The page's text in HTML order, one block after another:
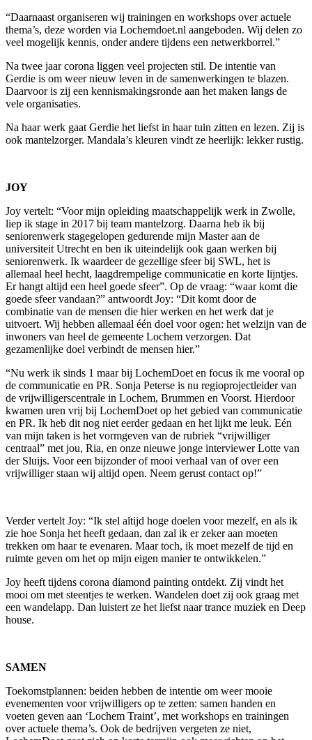
“Daarnaast organiseren wij trainingen en workshops over actuele
thema’s, deze worden via Lochemdoet.nl aangeboden. Wij delen zo
veel mogelijk kennis, onder andere tijdens een netwerkborrel.”
Na twee jaar corona liggen veel projecten stil. De intentie van
Gerdie is om weer nieuw leven in de samenwerkingen te blazen.
Daarvoor is zij een kennismakingsronde aan het maken langs de
vele organisaties.
Na haar werk gaat Gerdie het liefst in haar tuin zitten en lezen. Zij is
ook mantelzorger. Mandala’s kleuren vindt ze heerlijk: lekker rustig.
JOY
Joy vertelt: “Voor mijn opleiding maatschappelijk werk in Zwolle,
liep ik stage in 2017 bij team mantelzorg. Daarna heb ik bij
seniorenwerk stagegelopen gedurende mijn Master aan de
universiteit Utrecht en ben ik uiteindelijk ook gaan werken bij
seniorenwerk. Ik waardeer de gezellige sfeer bij SWL, het is
allemaal heel hecht, laagdrempelige communicatie en korte lijntjes.
Er hangt altijd een heel goede sfeer”. Op de vraag: “waar komt die
goede sfeer vandaan?” antwoordt Joy: “Dit komt door de
combinatie van de mensen die hier werken en het werk dat je
uitvoert. Wij hebben allemaal één doel voor ogen: het welzijn van de
inwoners van heel de gemeente Lochem verzorgen. Dat
gezamenlijke doel verbindt de mensen hier.”
“Nu werk ik sinds 1 maar bij LochemDoet en focus ik me vooral op
de communicatie en PR. Sonja Peterse is nu regioprojectleider van
de vrijwilligerscentrale in Lochem, Brummen en Voorst. Hierdoor
kwamen uren vrij bij LochemDoet op het gebied van communicatie
en PR. Ik heb dit nog niet eerder gedaan en het lijkt me leuk. Eén
van mijn taken is het vormgeven van de rubriek “vrijwilliger
centraal” met jou, Ria, en onze nieuwe jonge interviewer Lotte van
der Sluijs. Voor een bijzonder of mooi verhaal van of over een
vrijwilliger staan wij altijd open. Neem gerust contact op!”
Verder vertelt Joy: “Ik stel altijd hoge doelen voor mezelf, en als ik
zie hoe Sonja het heeft gedaan, dan zal ik er zeker aan moeten
trekken om haar te evenaren. Maar toch, ik moet mezelf de tijd en
ruimte geven om het op mijn eigen manier te ontwikkelen.”
Joy heeft tijdens corona diamond painting ontdekt. Zij vindt het
mooi om met steentjes te werken. Wandelen doet zij ook graag met
een wandelapp. Dan luistert ze het liefst naar trance muziek en Deep
house.
SAMEN
Toekomstplannen: beiden hebben de intentie om weer mooie
evenementen voor vrijwilligers op te zetten: samen handen en
voeten geven aan ‘Lochem Traint’, met workshops en trainingen
over actuele thema’s. Ook de bedrijven vergeten ze niet,